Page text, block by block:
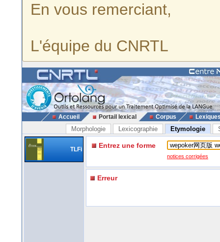
En vous remerciant,
L'équipe du CNRTL
Accueil Portail lexical Corpus
Morphologie Lexicographie Etymologie
TLFi Entrez une forme
notices corrigées
Erreur